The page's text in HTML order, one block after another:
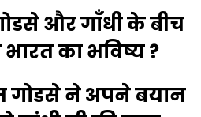
और गाँधी के बीच
का भविष्य ?
गोडसे ने अपने बयान